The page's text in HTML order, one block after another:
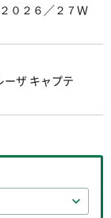
０２６／２７Ｗ
ザ キャプテ